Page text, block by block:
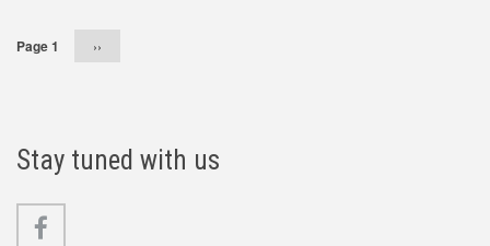
Page 1 Následující
››
Stay tuned with us